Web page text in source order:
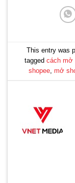
This entry was
tagged cách mở
shopee, mở